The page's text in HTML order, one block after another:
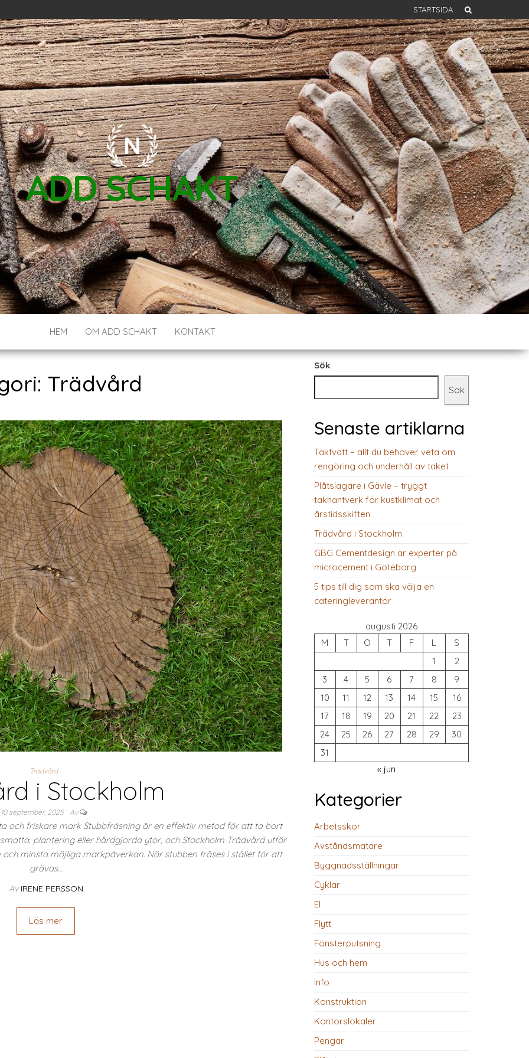
STARTSIDA
ADD SCHAKT
HEM OM ADD SCHAKT KONTAKT
Trädvård
Trädvård
i Stockholm
10 september, 2025 Av
och friskare mark Stubbfräsning är en effektiv metod för att ta bort
plantering eller hårdgjorda ytor, och Stockholm Trädvård utför
minsta möjliga markpåverkan. När stubben fräses i stället för att
grävas…
Av IRENE PERSSON
Läs mer
Sök
Sök
Senaste artiklarna
Taktvätt – allt du behöver veta om
rengöring och underhåll av taket
Plåtslagare i Gävle – tryggt
takhantverk för kustklimat och
årstidsskiften
Trädvård i Stockholm
GBG Cementdesign är experter på
microcement i Göteborg
5 tips till dig som ska välja en
cateringleverantör
augusti 2026
M
T O T F L
S
1
2
3
4 5 6 7 8
9
10
11 12 13 14 15
16
17
18 19 20 21 22
23
24
25 26 27 28 29
30
31
« jun
Kategorier
Arbetsskor
Avståndsmätare
Byggnadsställningar
Cyklar
El
Flytt
Fönsterputsning
Hus och hem
Info
Konstruktion
Kontorslokaler
Pengar